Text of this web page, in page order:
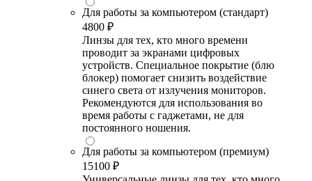
Для работы за компьютером (стандарт)
4800 ₽
Линзы для тех, кто много времени
проводит за экранами цифровых
устройств. Специальное покрытие (блю
блокер) помогает снизить воздействие
синего света от излучения мониторов.
Рекомендуются для использования во
время работы с гаджетами, не для
постоянного ношения.
Для работы за компьютером (премиум)
15100 ₽